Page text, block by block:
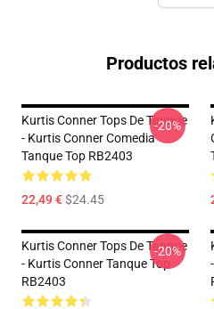
Productos
Kurtis Conner Tops De Tanque
- Kurtis Conner Comedia
Tanque Top RB2403
22,49 €$24.45
-20%
Kurtis Conner Tops De Tanque
- Kurtis Conner Tanque Top
RB2403
-20%